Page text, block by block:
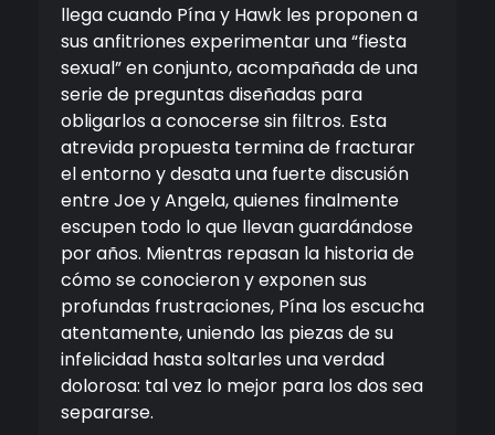
llega cuando Pína y Hawk les proponen a
sus anfitriones experimentar una “fiesta
sexual” en conjunto, acompañada de una
serie de preguntas diseñadas para
obligarlos a conocerse sin filtros. Esta
atrevida propuesta termina de fracturar
el entorno y desata una fuerte discusión
entre Joe y Angela, quienes finalmente
escupen todo lo que llevan guardándose
por años. Mientras repasan la historia de
cómo se conocieron y exponen sus
profundas frustraciones, Pína los escucha
atentamente, uniendo las piezas de su
infelicidad hasta soltarles una verdad
dolorosa: tal vez lo mejor para los dos sea
separarse.